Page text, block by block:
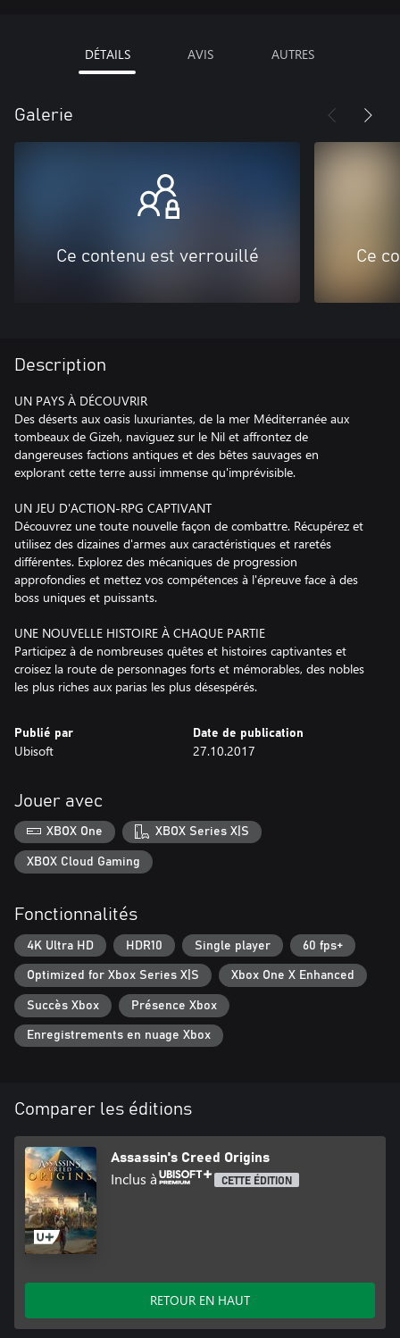
DÉTAILS AVIS AUTRES
Galerie
Ce contenu est verrouillé Ce
Description
UN PAYS À DÉCOUVRIR
Des déserts aux oasis luxuriantes, de la mer Méditerranée aux
tombeaux de Gizeh, naviguez sur le Nil et affrontez de
dangereuses factions antiques et des bêtes sauvages en
explorant cette terre aussi immense qu'imprévisible.
UN JEU D'ACTION-RPG CAPTIVANT
Découvrez une toute nouvelle façon de combattre. Récupérez et
utilisez des dizaines d'armes aux caractéristiques et raretés
différentes. Explorez des mécaniques de progression
approfondies et mettez vos compétences à l'épreuve face à des
boss uniques et puissants.
UNE NOUVELLE HISTOIRE À CHAQUE PARTIE
Participez à de nombreuses quêtes et histoires captivantes et
croisez la route de personnages forts et mémorables, des nobles
les plus riches aux parias les plus désespérés.
Publié par
Ubisoft
Date de publication
27.10.2017
Jouer avec
XBOX One XBOX Series X|S
XBOX Cloud Gaming
Fonctionnalités
4K Ultra HD HDR10 Single player 60 fps+
Optimized for Xbox Series X|S Xbox One X Enhanced
Succès Xbox Présence Xbox
Enregistrements en nuage Xbox
Comparer les éditions
Assassin's Creed Origins
Inclus à CETTE ÉDITION
RETOUR EN HAUT